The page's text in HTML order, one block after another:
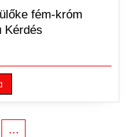
fém-króm
Kérdés
...